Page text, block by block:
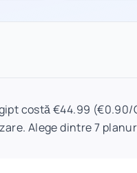
costă €44.99
Alege dintre 7